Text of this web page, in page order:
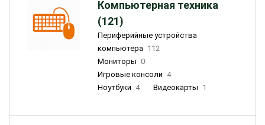
Компьютерная техника
(121)
Периферийные устройства
компьютера 112
Мониторы 0
Игровые консоли 4
Ноутбуки 4 Видеокарты 1